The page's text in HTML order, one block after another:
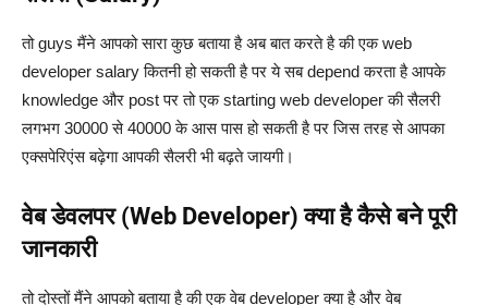
तो guys मैंने आपको सारा कुछ बताया है अब बात करते है की एक web
developer salary कितनी हो सकती है पर ये सब depend करता है आपके
knowledge और post पर तो एक starting web developer की सैलरी
लगभग 30000 से 40000 के आस पास हो सकती है पर जिस तरह से आपका
एक्सपेरिएंस बढ़ेगा आपकी सैलरी भी बढ़ते जायगी।
वेब डेवलपर (Web Developer) क्या है कैसे बने पूरी
जानकारी
तो दोस्तों मैंने आपको बताया है की एक वेब developer क्या है और वेब